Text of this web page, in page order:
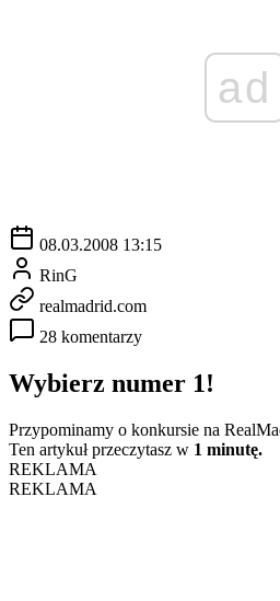
ad
08.03.2008 13:15
RinG
realmadrid.com
28 komentarzy
Wybierz numer 1!
Przypominamy o konkursie na
Ten artykuł przeczytasz w 1 minutę.
REKLAMA
REKLAMA